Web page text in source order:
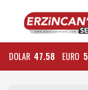
DOLAR 47.58 EURO